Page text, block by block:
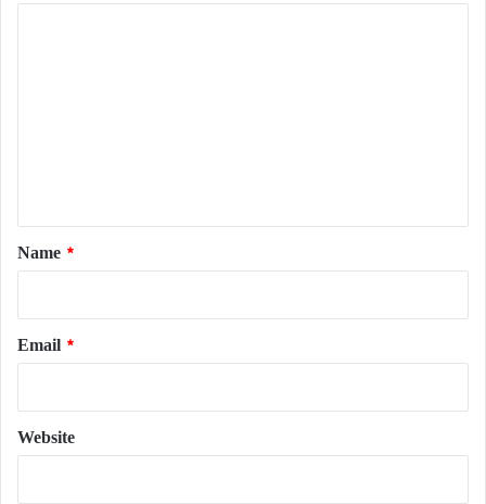
*
Name *
Email *
Website